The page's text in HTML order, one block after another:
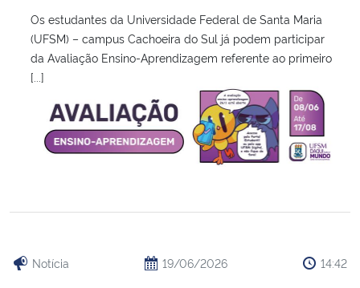
Os estudantes da Universidade Federal de Santa Maria
(UFSM) – campus Cachoeira do Sul já podem participar
da Avaliação Ensino-Aprendizagem referente ao primeiro
[...]
Notícia 19/06/2026 14:42